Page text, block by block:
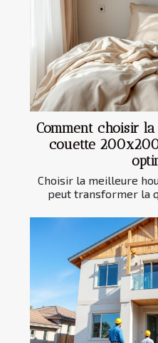
Comment choisir
couette
Choisir la meilleure
peut transformer la